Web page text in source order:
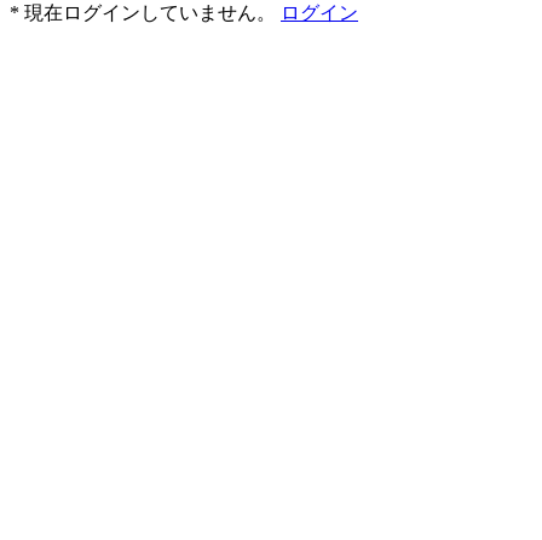
* 現在ログインしていません。
ログイン